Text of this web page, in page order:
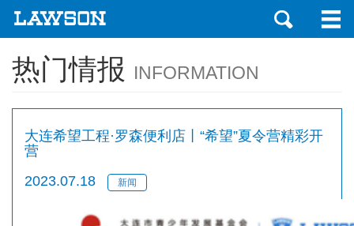
热门情报 INFORMATION
大连希望工程·罗森便利店丨“希望”夏令营精彩开
营
2023.07.18
新闻